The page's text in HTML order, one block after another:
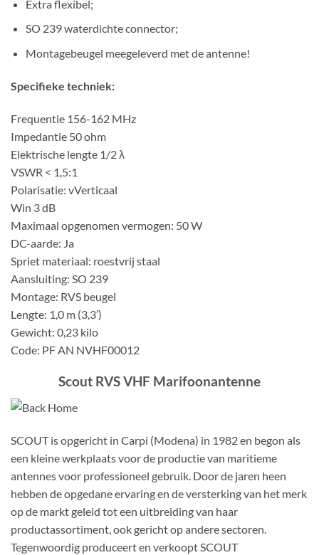
Extra flexibel;
SO 239 waterdichte connector;
Montagebeugel meegeleverd met de antenne!
Specifieke techniek:
Frequentie 156-162 MHz
Impedantie 50 ohm
Elektrische lengte 1/2 λ
VSWR < 1,5:1
Polarisatie: vVerticaal
Win 3 dB
Maximaal opgenomen vermogen: 50 W
DC-aarde: Ja
Spriet materiaal: roestvrij staal
Aansluiting: SO 239
Montage: RVS beugel
Lengte: 1,0 m (3,3′)
Gewicht: 0,23 kilo
Code: PF AN NVHF00012
Scout RVS VHF Marifoonantenne
SCOUT is opgericht in Carpi (Modena) in 1982 en begon als
een kleine werkplaats voor de productie van maritieme
antennes voor professioneel gebruik. Door de jaren heen
hebben de opgedane ervaring en de versterking van het merk
op de markt geleid tot een uitbreiding van haar
productassortiment, ook gericht op andere sectoren.
Tegenwoordig produceert en verkoopt SCOUT